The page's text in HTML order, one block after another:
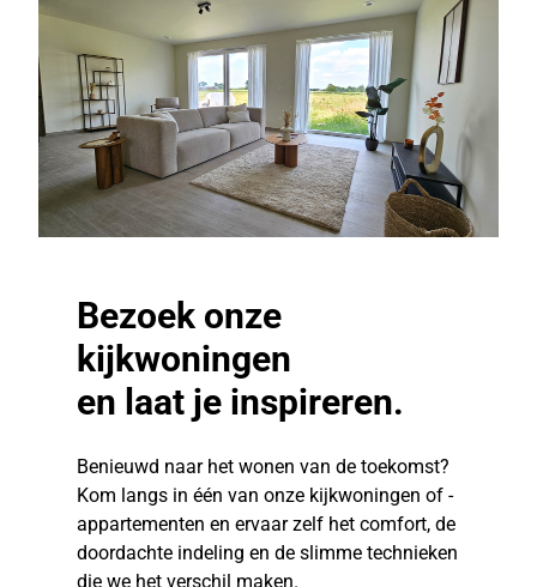
Bezoek onze
kijkwoningen
en laat je inspireren.
Benieuwd naar het wonen van de toekomst?
Kom langs in één van onze kijkwoningen of -
appartementen en ervaar zelf het comfort, de
doordachte indeling en de slimme technieken
die we het verschil maken.